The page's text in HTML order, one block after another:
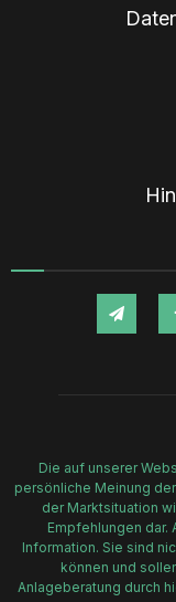
Die auf unserer
persönliche Meinung
der Marktsituation
Empfehlungen
Information. Sie sind
können und
Anlageberatung durch